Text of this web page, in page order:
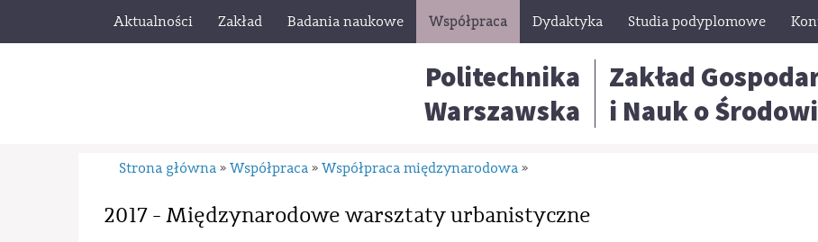
Aktualności Zakład Badania naukowe Współpraca Dydaktyka Studia podyplomowe
Politechnika
Warszawska
Zakład
i Nauk o
Strona główna » Współpraca » Współpraca międzynarodowa »
2017 - Międzynarodowe warsztaty urbanistyczne